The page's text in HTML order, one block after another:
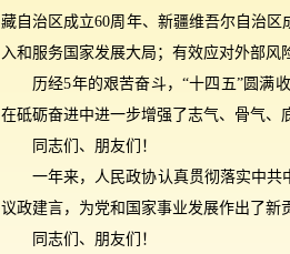
藏自治区成立60周年、新疆维吾尔自治
入和服务国家发展大局；有效应对外部风
历经5年的艰苦奋斗，“十四五”圆满
在砥砺奋进中进一步增强了志气、骨气、
同志们、朋友们！
一年来，人民政协认真贯彻落实中
议政建言，为党和国家事业发展作出了新
同志们、朋友们！